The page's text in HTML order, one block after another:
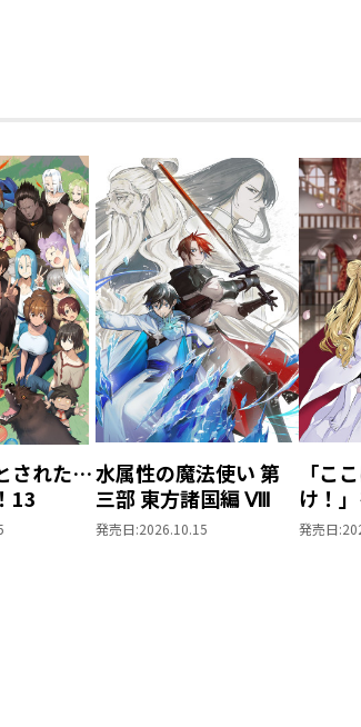
された…
13
水属性の魔法使い 第
三部 東方諸国編 Ⅷ
発売日:2026.10.15
「こ
け！
がりの
発売日: